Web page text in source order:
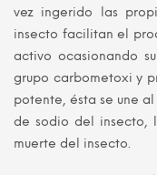
vez ingerido las
insecto facilitan el
activo ocasionando
grupo carbometoxi y
potente, ésta se une
de sodio del insecto,
muerte del insecto.